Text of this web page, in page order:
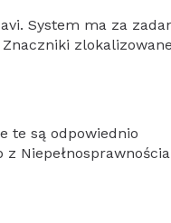
System ma za
te są odpowiednio